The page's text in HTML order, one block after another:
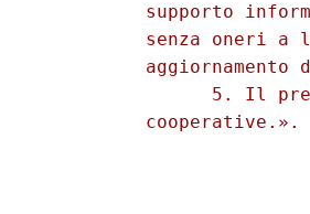
supporto
senza oneri a
aggiornamento
5. Il